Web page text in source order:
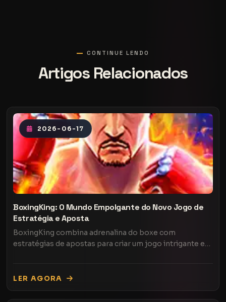
CONTINUE LENDO
Artigos Relacionados
2026-06-17
BoxingKing: O Mundo Empolgante do Novo Jogo de
Estratégia e Aposta
BoxingKing combina adrenalina do boxe com
estratégias de apostas para criar um jogo intrigante e
LER AGORA